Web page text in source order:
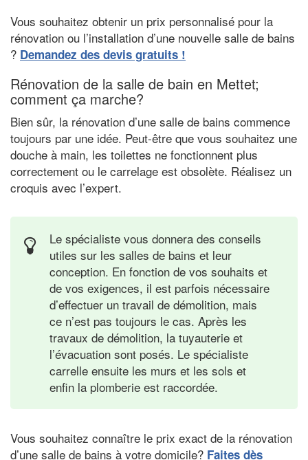
Vous souhaitez obtenir un prix personnalisé pour la
rénovation ou l’installation d’une nouvelle salle de bains
? Demandez des devis gratuits !
Rénovation de la salle de bain en Mettet;
comment ça marche?
Bien sûr, la rénovation d’une salle de bains commence
toujours par une idée. Peut-être que vous souhaitez une
douche à main, les toilettes ne fonctionnent plus
correctement ou le carrelage est obsolète. Réalisez un
croquis avec l’expert.
Le spécialiste vous donnera des conseils
utiles sur les salles de bains et leur
conception. En fonction de vos souhaits et
de vos exigences, il est parfois nécessaire
d’effectuer un travail de démolition, mais
ce n’est pas toujours le cas. Après les
travaux de démolition, la tuyauterie et
l’évacuation sont posés. Le spécialiste
carrelle ensuite les murs et les sols et
enfin la plomberie est raccordée.
Vous souhaitez connaître le prix exact de la rénovation
d’une salle de bains à votre domicile? Faites dès